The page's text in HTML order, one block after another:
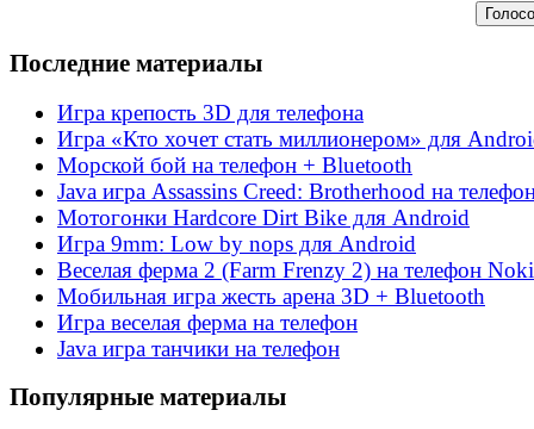
Последние материалы
Игра крепость 3D для телефона
Игра «Кто хочет стать миллионером» для
Морской бой на телефон + Bluetooth
Java игра Assassins Creed: Brotherhood на
Мотогонки Hardcore Dirt Bike для Android
Игра 9mm: Low by nops для Android
Веселая ферма 2 (Farm Frenzy 2) на телефон
Мобильная игра жесть арена 3D + Bluetooth
Игра веселая ферма на телефон
Java игра танчики на телефон
Популярные материалы